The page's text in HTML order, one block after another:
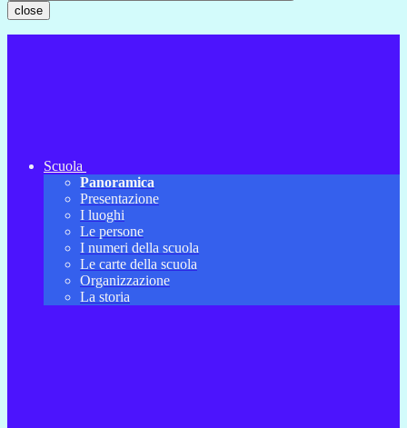
close
Scuola
Panoramica
Presentazione
I luoghi
Le persone
I numeri della scuola
Le carte della scuola
Organizzazione
La storia